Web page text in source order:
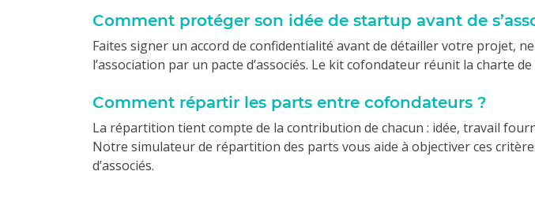
Comment protéger son idée de startup avant de
Faites signer un accord de confidentialité avant de détailler votre projet,
l’association par un pacte d’associés. Le kit cofondateur réunit la charte
Comment répartir les parts entre cofondateurs ?
La répartition tient compte de la contribution de chacun : idée, travail
Notre simulateur de répartition des parts vous aide à objectiver ces
d’associés.